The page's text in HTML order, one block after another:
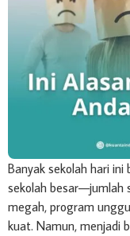
Banyak sekolah hari
sekolah besar—jumlah
megah, program
kuat. Namun, menjadi